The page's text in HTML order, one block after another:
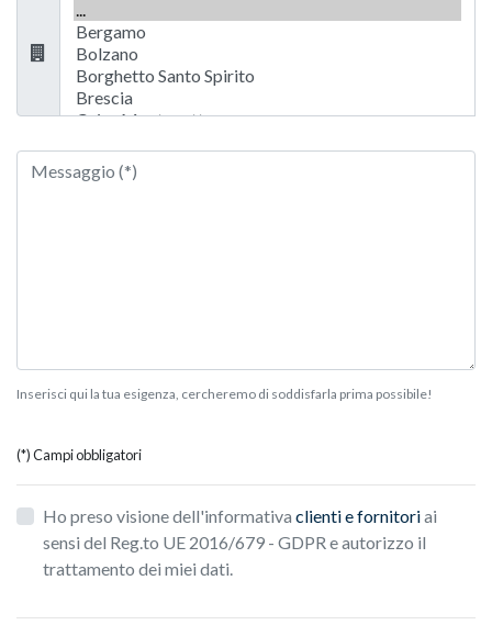
Inserisci qui la tua esigenza, cercheremo di soddisfarla prima possibile!
(*) Campi obbligatori
Ho preso visione dell'informativa clienti e fornitoriai
sensi del Reg.to UE 2016/679 - GDPR e autorizzo il
trattamento dei miei dati.